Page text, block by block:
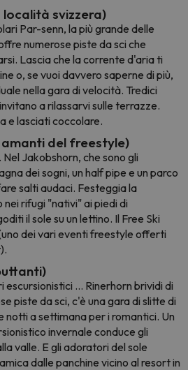
località svizzera)
Par-senn, la più grande delle
numerose piste da sci che
Lascia che la corrente d'aria ti
o, se vuoi davvero saperne di più,
nella gara di velocità. Tredici
a rilassarvi sulle terrazze.
e lasciati coccolare.
del freestyle)
Jakobshorn, che sono gli
dei sogni, un half pipe e un parco
salti audaci. Festeggia la
rifugi "nativi" ai piedi di
il sole su un lettino. Il Free Ski
dei vari eventi freestyle offerti
escursionistici ... Rinerhorn brividi di
piste da sci, c'è una gara di slitte di
notti a settimana per i romantici. Un
invernale conduce gli
valle. E gli adoratori del sole
dalle panchine vicino al resort in